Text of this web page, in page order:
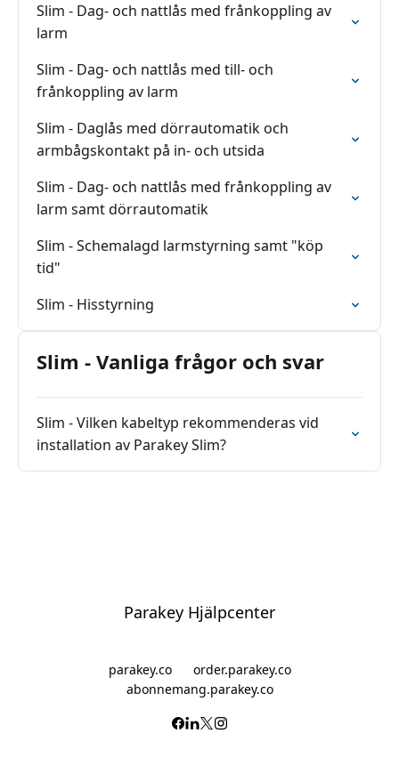
Slim - Dag- och nattlås med frånkoppling av
larm
Slim - Dag- och nattlås med till- och
frånkoppling av larm
Slim - Daglås med dörrautomatik och
armbågskontakt på in- och utsida
Slim - Dag- och nattlås med frånkoppling av
larm samt dörrautomatik
Slim - Schemalagd larmstyrning samt "köp
tid"
Slim - Hisstyrning
Slim - Vanliga frågor och svar
Slim - Vilken kabeltyp rekommenderas vid
installation av Parakey Slim?
Parakey Hjälpcenter
parakey.co
order.parakey.co
abonnemang.parakey.co